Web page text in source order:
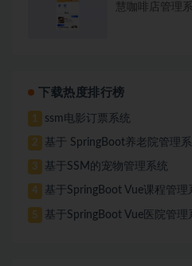
慧咖啡店管理
下载热度排行榜
1 ssm电影订票系统
2 基于 SpringBoot养老院管理
3 基于SSM的宠物管理系统
4 基于SpringBoot Vue课程管
5 基于SpringBoot Vue医院管理